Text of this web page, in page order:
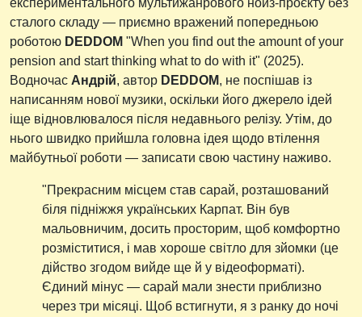
сталого складу — приємно вражений попередньою
роботою DEDDOM "When you find out the amount of your
pension and start thinking what to do with it" (2025).
Водночас Андрій, автор DEDDOM, не поспішав із
написанням нової музики, оскільки його джерело ідей
іще відновлювалося після недавнього релізу. Утім, до
нього швидко прийшла головна ідея щодо втілення
майбутньої роботи — записати свою частину наживо.
"Прекрасним місцем став сарай, розташований
біля підніжжя українських Карпат. Він був
мальовничим, досить просторим, щоб комфортно
розміститися, і мав хороше світло для зйомки (це
дійство згодом вийде ще й у відеоформаті).
Єдиний мінус — сарай мали знести приблизно
через три місяці. Щоб встигнути, я з ранку до ночі